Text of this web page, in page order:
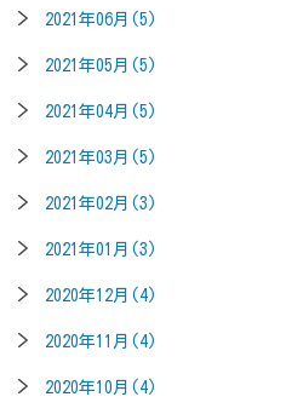
2021年06月(5)
2021年05月(5)
2021年04月(5)
2021年03月(5)
2021年02月(3)
2021年01月(3)
2020年12月(4)
2020年11月(4)
2020年10月(4)